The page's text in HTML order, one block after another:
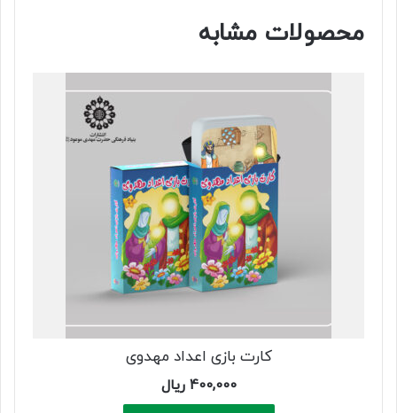
محصولات مشابه
کارت بازی اعداد مهدوی
400,000 ریال